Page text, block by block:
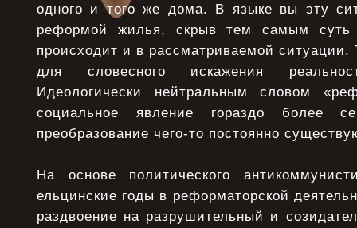
одного и того же дома. В языке вы эту
реформой жилья, скрыв тем самым суть
происходит и в рассматриваемой ситуации.
для словесного искажения
Идеологически нейтральным словом
социальное явление гораздо более
преобразование чего-то постоянно
На основе политического
ельцинские годы в реформаторской
раздвоение на разрушительный и